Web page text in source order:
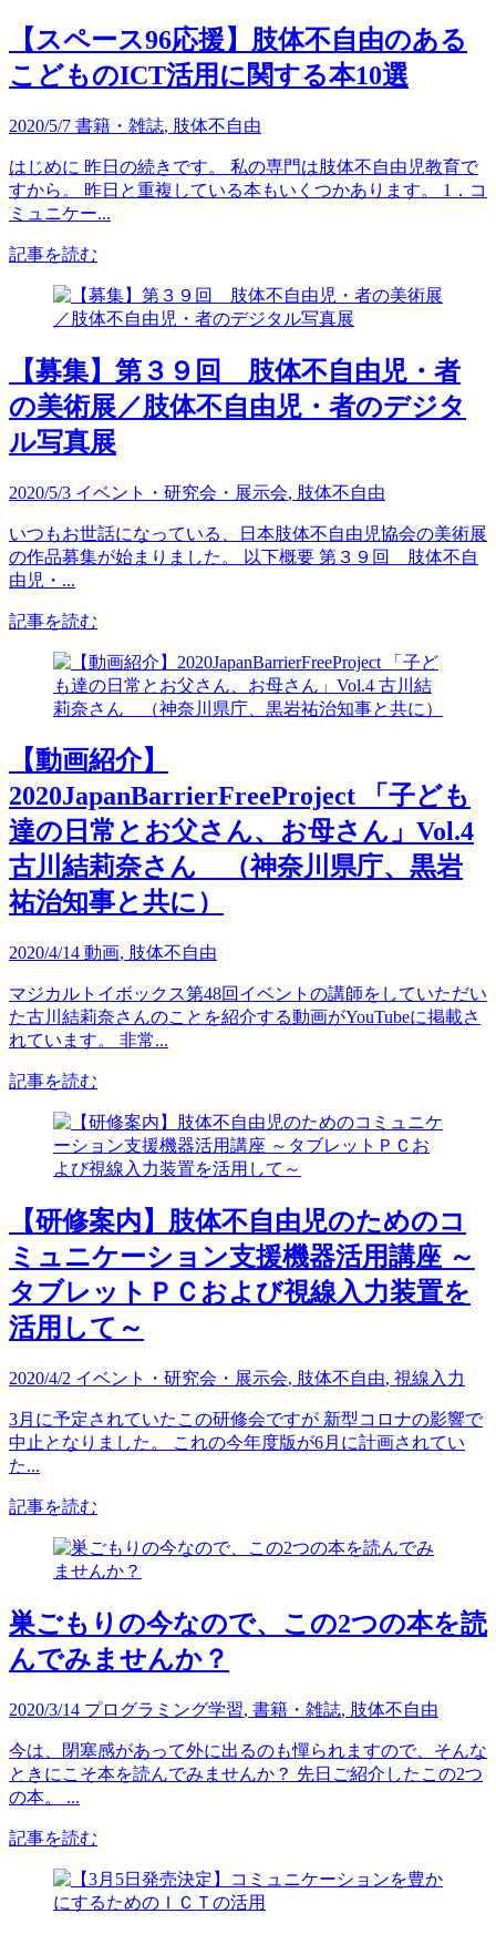
【スペース96応援】肢体不自由のある
こどものICT活用に関する本10選
2020/5/7 書籍・雑誌, 肢体不自由
はじめに 昨日の続きです。 私の専門は肢体不自由児教育で
すから。 昨日と重複している本もいくつかあります。 1．コ
ミュニケー...
記事を読む
【募集】第３９回 肢体不自由児・者
の美術展／肢体不自由児・者のデジタ
ル写真展
2020/5/3 イベント・研究会・展示会, 肢体不自由
いつもお世話になっている、日本肢体不自由児協会の美術展
の作品募集が始まりました。 以下概要 第３９回 肢体不自
由児・...
記事を読む
【動画紹介】
2020JapanBarrierFreeProject 「子ども
達の日常とお父さん、お母さん」Vol.4
古川結莉奈さん （神奈川県庁、黒岩
祐治知事と共に）
2020/4/14 動画, 肢体不自由
マジカルトイボックス第48回イベントの講師をしていただい
た古川結莉奈さんのことを紹介する動画がYouTubeに掲載さ
れています。 非常...
記事を読む
【研修案内】肢体不自由児のためのコ
ミュニケーション支援機器活用講座 ～
タブレットＰＣおよび視線入力装置を
活用して～
2020/4/2 イベント・研究会・展示会, 肢体不自由, 視線入力
3月に予定されていたこの研修会ですが 新型コロナの影響で
中止となりました。 これの今年度版が6月に計画されてい
た...
記事を読む
巣ごもりの今なので、この2つの本を読
んでみませんか？
2020/3/14 プログラミング学習, 書籍・雑誌, 肢体不自由
今は、閉塞感があって外に出るのも憚られますので、そんな
ときにこそ本を読んでみませんか？ 先日ご紹介したこの2つ
の本。 ...
記事を読む